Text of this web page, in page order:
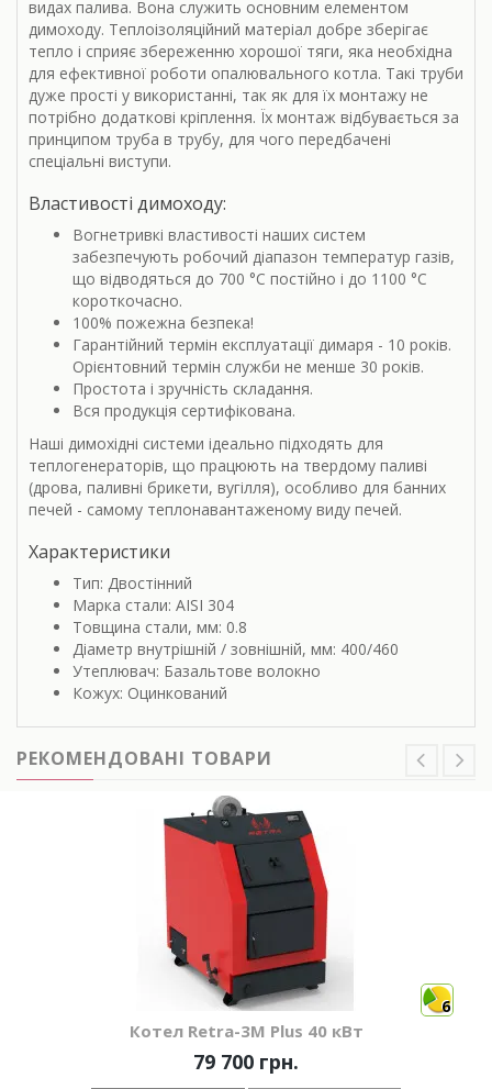
видах палива. Вона служить основним елементом
димоходу. Теплоізоляційний матеріал добре зберігає
тепло і сприяє збереженню хорошої тяги, яка необхідна
для ефективної роботи опалювального котла. Такі труби
дуже прості у використанні, так як для їх монтажу не
потрібно додаткові кріплення. Їх монтаж відбувається за
принципом труба в трубу, для чого передбачені
спеціальні виступи.
Властивості димоходу:
Вогнетривкі властивості наших систем
забезпечують робочий діапазон температур газів,
що відводяться до 700 °С постійно і до 1100 °С
короткочасно.
100% пожежна безпека!
Гарантійний термін експлуатації димаря - 10 років.
Орієнтовний термін служби не менше 30 років.
Простота і зручність складання.
Вся продукція сертифікована.
Наші димохідні системи ідеально підходять для
теплогенераторів, що працюють на твердому паливі
(дрова, паливні брикети, вугілля), особливо для банних
печей - самому теплонавантаженому виду печей.
Характеристики
Тип: Двостінний
Марка стали: AISI 304
Товщина стали, мм: 0.8
Діаметр внутрішній / зовнішній, мм: 400/460
Утеплювач: Базальтове волокно
Кожух: Оцинкований
РЕКОМЕНДОВАНІ ТОВАРИ
6
Котел Retra-3М Plus 40 кВт
79 700 грн.